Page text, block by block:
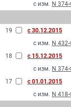
с изм. N
19
с 30.12.2015
с изм. N
18
с 15.12.2015
с изм. N
17
с 01.01.2015
с изм. N